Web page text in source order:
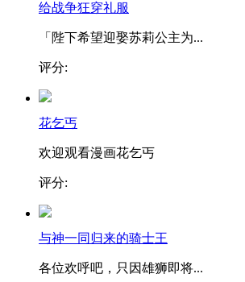
给战争狂穿礼服
「陛下希望迎娶苏莉公主为...
评分:
花乞丐
欢迎观看漫画花乞丐
评分:
与神一同归来的骑士王
各位欢呼吧，只因雄狮即将...